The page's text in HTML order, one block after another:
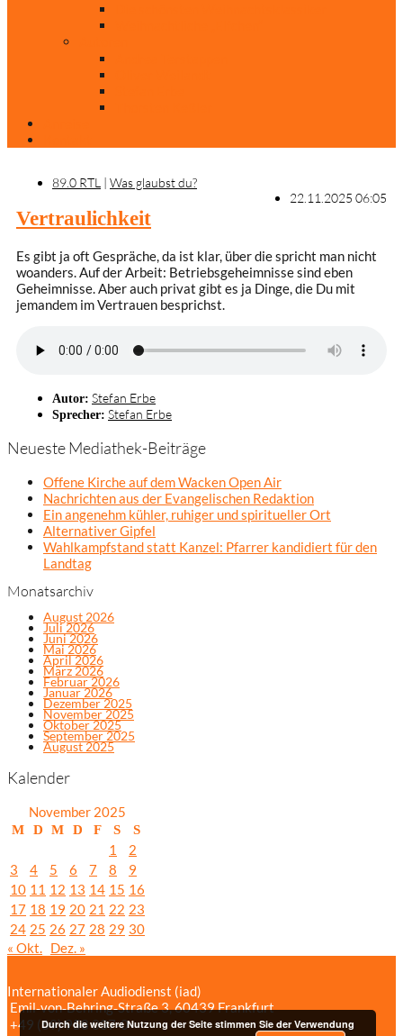
89.0 RTL | Was glaubst du?
22.11.2025 06:05
Vertraulichkeit
Es gibt ja oft Gespräche, da ist klar, über die spricht man nicht
woanders. Auf der Arbeit: Betriebsgeheimnisse sind eben
Geheimnisse. Aber auch privat gibt es ja Dinge, die Du mit
jemandem im Vertrauen besprichst.
Autor: Stefan Erbe
Sprecher: Stefan Erbe
Neueste Mediathek-Beiträge
Offene Kirche auf dem Wacken Open Air
Nachrichten aus der Evangelischen Redaktion
Ein angenehm kühler, ruhiger und spiritueller Ort
Alternativer Gipfel
Wahlkampfstand statt Kanzel: Pfarrer kandidiert für den
Landtag
Monatsarchiv
August 2026
Juli 2026
Juni 2026
Mai 2026
April 2026
März 2026
Februar 2026
Januar 2026
Dezember 2025
November 2025
Oktober 2025
September 2025
August 2025
Kalender
November 2025
M D M D F S S
1
2
3
4 5 6 7 8
9
10 11 12 13 14 15 16
17 18 19 20 21 22 23
24 25 26 27 28 29 30
« Okt. Dez. »
Internationaler Audiodienst (iad)
Emil‑von‑Behring‑Straße 3, 60439 Frankfurt
+49 (69) 958 037‑0Bildnachweise
Durch die weitere Nutzung der Seite stimmen Sie der Verwendung